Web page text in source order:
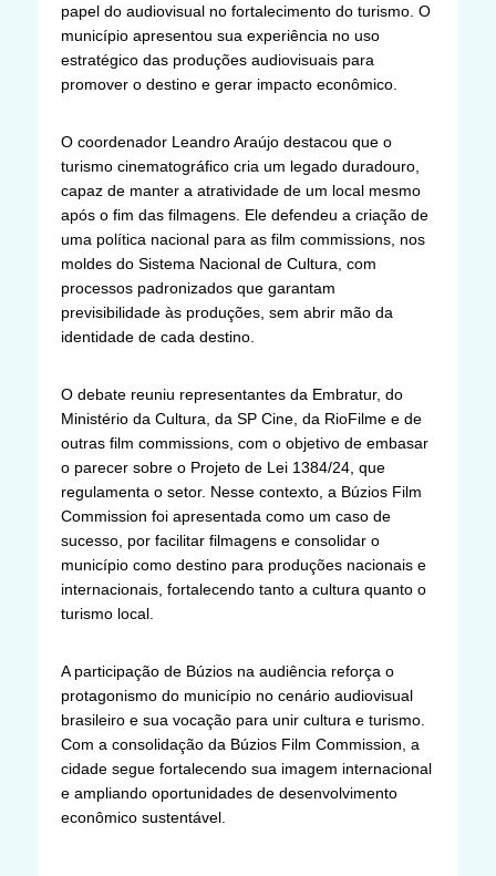
papel do audiovisual no fortalecimento do turismo. O
município apresentou sua experiência no uso
estratégico das produções audiovisuais para
promover o destino e gerar impacto econômico.
O coordenador Leandro Araújo destacou que o
turismo cinematográfico cria um legado duradouro,
capaz de manter a atratividade de um local mesmo
após o fim das filmagens. Ele defendeu a criação de
uma política nacional para as film commissions, nos
moldes do Sistema Nacional de Cultura, com
processos padronizados que garantam
previsibilidade às produções, sem abrir mão da
identidade de cada destino.
O debate reuniu representantes da Embratur, do
Ministério da Cultura, da SP Cine, da RioFilme e de
outras film commissions, com o objetivo de embasar
o parecer sobre o Projeto de Lei 1384/24, que
regulamenta o setor. Nesse contexto, a Búzios Film
Commission foi apresentada como um caso de
sucesso, por facilitar filmagens e consolidar o
município como destino para produções nacionais e
internacionais, fortalecendo tanto a cultura quanto o
turismo local.
A participação de Búzios na audiência reforça o
protagonismo do município no cenário audiovisual
brasileiro e sua vocação para unir cultura e turismo.
Com a consolidação da Búzios Film Commission, a
cidade segue fortalecendo sua imagem internacional
e ampliando oportunidades de desenvolvimento
econômico sustentável.